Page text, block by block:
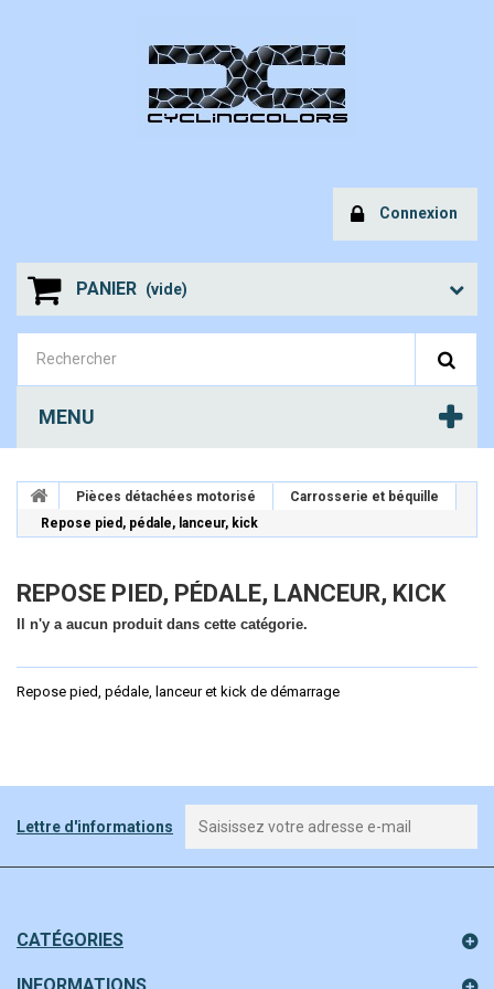
Connexion
PANIER (vide)
MENU
Pièces détachées motorisé
Carrosserie et béquille
Repose pied, pédale, lanceur, kick
REPOSE PIED, PÉDALE, LANCEUR, KICK
Il n'y a aucun produit dans cette catégorie.
Repose pied, pédale, lanceur et kick de démarrage
Lettre d'informations
CATÉGORIES